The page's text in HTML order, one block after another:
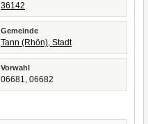
36142
Gemeinde
Tann (Rhön), Stadt
Vorwahl
06681, 06682